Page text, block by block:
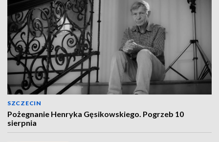
SZCZECIN
Pożegnanie Henryka Gęsikowskiego. Pogrzeb 10
sierpnia